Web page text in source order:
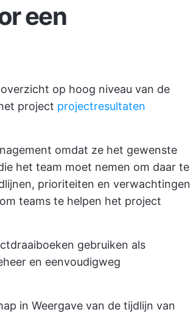
een
op hoog niveau van de
project projectresultaten
omdat ze het gewenste
het team moet nemen om daar te
prioriteiten en verwachtingen
teams te helpen het project
gebruiken als
en eenvoudigweg
in Weergave van de tijdlijn van